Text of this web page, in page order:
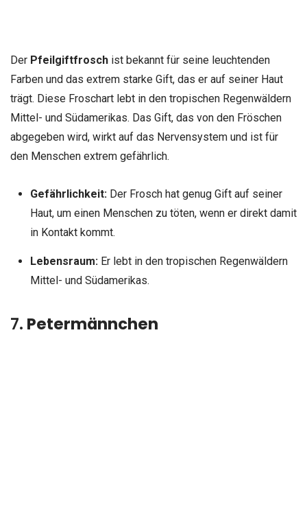
Der Pfeilgiftfrosch ist bekannt für seine leuchtenden
Farben und das extrem starke Gift, das er auf seiner Haut
trägt. Diese Froschart lebt in den tropischen Regenwäldern
Mittel- und Südamerikas. Das Gift, das von den Fröschen
abgegeben wird, wirkt auf das Nervensystem und ist für
den Menschen extrem gefährlich.
Gefährlichkeit:Der Frosch hat genug Gift auf seiner
Haut, um einen Menschen zu töten, wenn er direkt damit
in Kontakt kommt.
Lebensraum:Er lebt in den tropischen Regenwäldern
Mittel- und Südamerikas.
7. Petermännchen